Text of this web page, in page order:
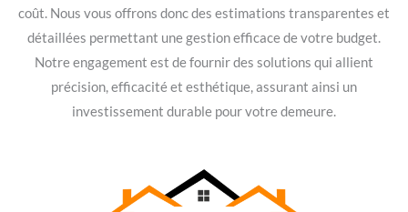
coût. Nous vous offrons donc des estimations transparentes et
détaillées permettant une gestion efficace de votre budget.
Notre engagement est de fournir des solutions qui allient
précision, efficacité et esthétique, assurant ainsi un
investissement durable pour votre demeure.